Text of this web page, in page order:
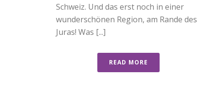
Schweiz. Und das erst noch in einer
wunderschönen Region, am Rande des
Juras! Was [...]
READ MORE